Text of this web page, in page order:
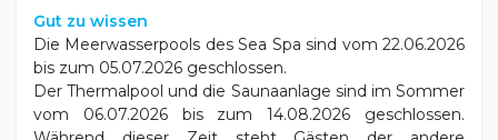
Die Meerwasserpools des Sea Spa sind vom 22.06.2026
bis zum 05.07.2026 geschlossen.
Der Thermalpool und die Saunaanlage sind im Sommer
vom 06.07.2026 bis zum 14.08.2026 geschlossen.
Während dieser Zeit steht Gästen der andere
Poolkomplex mit beheiztem Meerwasser und Saunen,